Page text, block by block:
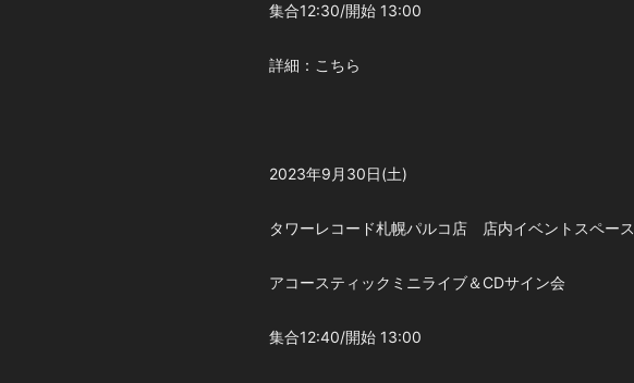
集合12:30/開始 13:00
詳細：こちら
2023年9月30日(土)
タワーレコード札幌パルコ店 店内イベントスペース
アコースティックミニライブ＆CDサイン会
集合12:40/開始 13:00